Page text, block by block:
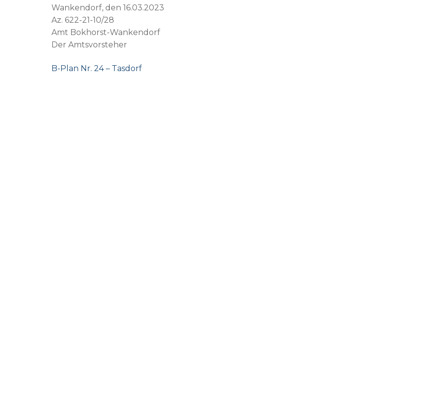
Wankendorf, den 16.03.2023
Az. 622-21-10/28
Amt Bokhorst-Wankendorf
Der Amtsvorsteher
B-Plan Nr. 24 – Tasdorf